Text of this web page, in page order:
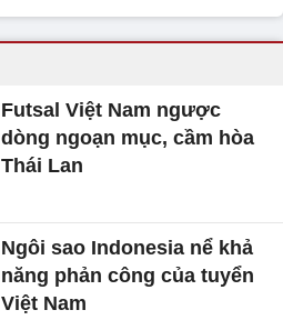
Futsal Việt Nam ngược
dòng ngoạn mục, cầm hòa
Thái Lan
Ngôi sao Indonesia nể khả
năng phản công của tuyển
Việt Nam